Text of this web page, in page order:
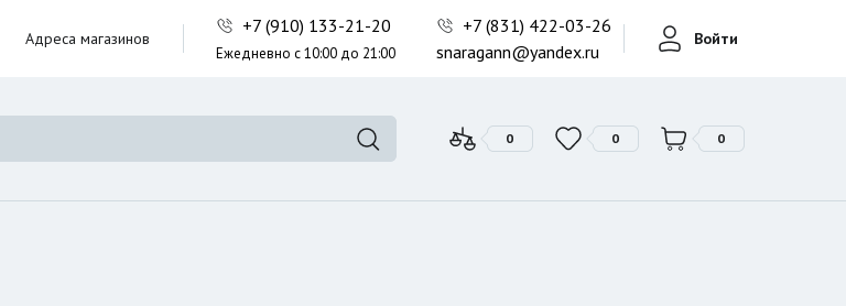
Адреса магазинов
+7 (910) 133-21-20
Ежедневно с 10:00 до 21:00
+7 (831) 422-03-26
snaragann@yandex.ru
Войти
0 0 0
Фонари поисковые
Фонари тактические